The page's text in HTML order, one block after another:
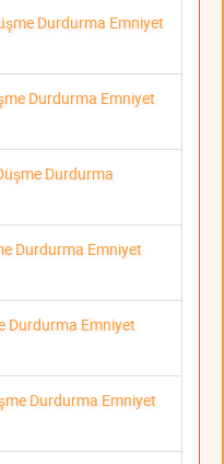
Durdurma Emniyet
Durdurma Emniyet
Durdurma
Durdurma Emniyet
Durdurma Emniyet
Durdurma Emniyet